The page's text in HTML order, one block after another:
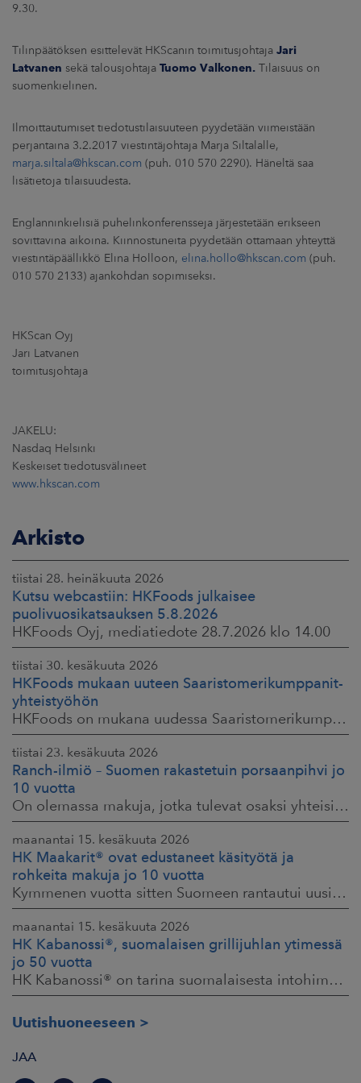
UUTISHUONE
9.30.
Tilinpäätöksen esittelevät HKScanin toimitusjohtaja Jari
Latvanen sekä talousjohtaja Tuomo Valkonen. Tilaisuus on
suomenkielinen.
Ilmoittautumiset tiedotustilaisuuteen pyydetään viimeistään
perjantaina 3.2.2017 viestintäjohtaja Marja Siltalalle,
marja.siltala@hkscan.com (puh. 010 570 2290). Häneltä saa
lisätietoja tilaisuudesta.
Englanninkielisiä puhelinkonferensseja järjestetään erikseen
sovittavina aikoina. Kiinnostuneita pyydetään ottamaan yhteyttä
viestintäpäällikkö Elina Holloon, elina.hollo@hkscan.com (puh.
010 570 2133) ajankohdan sopimiseksi.
HKScan Oyj
Jari Latvanen
toimitusjohtaja
JAKELU:
Nasdaq Helsinki
Keskeiset tiedotusvälineet
www.hkscan.com
Arkisto
tiistai 28. heinäkuuta 2026
Kutsu webcastiin: HKFoods julkaisee
puolivuosikatsauksen 5.8.2026
HKFoods Oyj, mediatiedote 28.7.2026 klo 14.00
tiistai 30. kesäkuuta 2026
HKFoods mukaan uuteen Saaristomerikumppanit-
yhteistyöhön
HKFoods on mukana uudessa Saaristomerikumppanit-hankkeessa, joka kokoaa yhteen elintarviketeollisuuden, kaupan, maataloustuottajat ja asiantuntijat. Tavoitteena
tiistai 23. kesäkuuta 2026
Ranch-ilmiö – Suomen rakastetuin porsaanpihvi jo
10 vuotta
On olemassa makuja, jotka tulevat osaksi yhteisiä ruokahetkiä ja -muistoja. HK® Viljaporsaan fileepihvi Ranch on juuri sellainen. Klassikko, joka on hallinnut
maanantai 15. kesäkuuta 2026
HK Maakarit® ovat edustaneet käsityötä ja
rohkeita makuja jo 10 vuotta
Kymmenen vuotta sitten Suomeen rantautui uusi ilmiö: artesaanihenkisyys. Pienpanimoiden ja käsityöläistuotteiden nostaessa päätään HKFoodsilla tunnistettiin,
maanantai 15. kesäkuuta 2026
HK Kabanossi®, suomalaisen grillijuhlan ytimessä
jo 50 vuotta
HK Kabanossi® on tarina suomalaisesta intohimosta, innovaatiosta ja yhteisistä hetkistä grillin äärellä. Se on legenda, joka ei alkanut suurista strategioista,
Uutishuoneeseen
JAA